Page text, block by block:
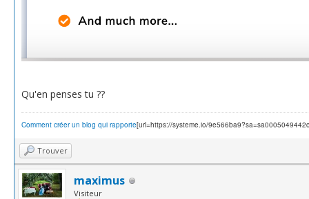
Qu'en penses tu ??
Comment créer un blog qui rapporte[url=https://systeme.io/
Trouver
maximus
Visiteur